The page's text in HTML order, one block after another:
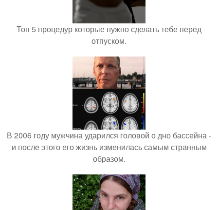
Топ 5 процедур которые нужно сделать тебе перед
отпуском.
В 2006 году мужчина ударился головой о дно бассейна -
и после этого его жизнь изменилась самым странным
образом.